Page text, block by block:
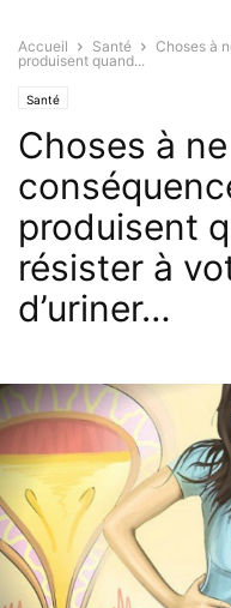
Accueil Santé
Choses à
produisent quand...
Santé
Choses à
produisent
résister à
d’uriner…